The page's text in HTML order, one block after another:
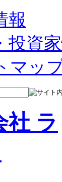
報
投資
マッ